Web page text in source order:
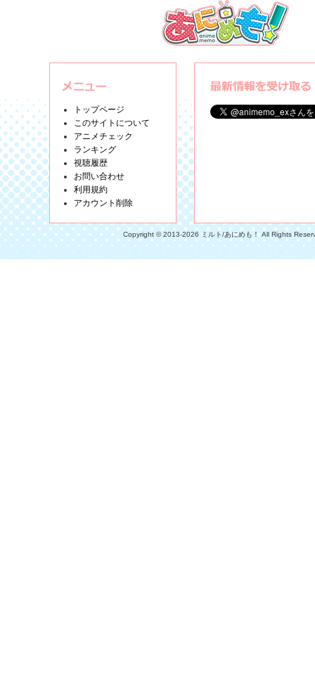
トップページ
このサイトについて
アニメチェック
ランキング
視聴履歴
お問い合わせ
利用規約
アカウント削除
Copyright © 2013-2026 ミルト/あにめも！ All Rights